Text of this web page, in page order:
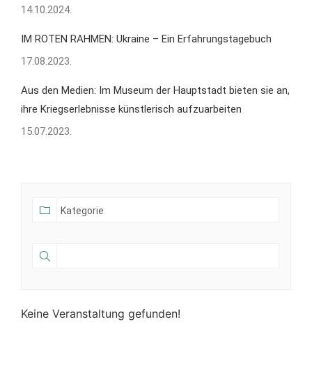
14.10.2024.
IM ROTEN RAHMEN: Ukraine – Ein Erfahrungstagebuch
17.08.2023.
Aus den Medien: Im Museum der Hauptstadt bieten sie an,
ihre Kriegserlebnisse künstlerisch aufzuarbeiten
15.07.2023.
Keine Veranstaltung gefunden!